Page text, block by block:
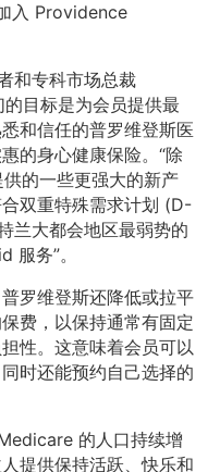
入 Providence
和专科市场总裁
目标是为会员提供最
和信任的普罗维登斯医
的身心健康保险。“除
的一些更强大的新产
双重特殊需求计划 (D-
兰大都会地区最弱势的
服务”。
罗维登斯还降低或拉平
费，以保持通常有固定
性。这意味着会员可以
时还能预约自己选择的
的人口持续增
提供保持活跃、快乐和